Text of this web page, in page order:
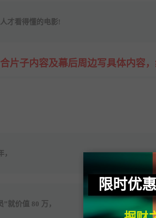
才看得懂的电影!
片子内容及幕后周边写具体内容
，
”就价值 80 万，
限时优惠